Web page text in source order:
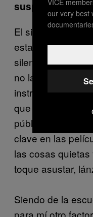
suspense?
El silencio. Es
estas bandas
silencio.
no lanzarte con
instrumentos
que se supone
público. Alternar
clave en las
las cosas
toque asustar,
Siendo de la
para mí otro
our very best